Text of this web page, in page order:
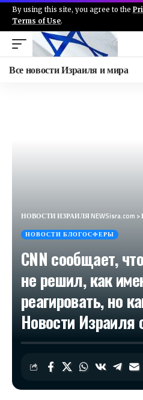
By using this site, you agree to the
Terms of Use.
Все новости Израиля и мира
НОВОСТИ ИЗРАИЛЯ NEWSisra.com >
НОВОСТИ БЛОГОСФЕРЫ
CNN сообщает,
не решил, как
реагировать, но
Новости Израиля